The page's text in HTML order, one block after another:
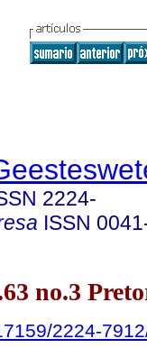
2224-
ISSN
no.3
2224-